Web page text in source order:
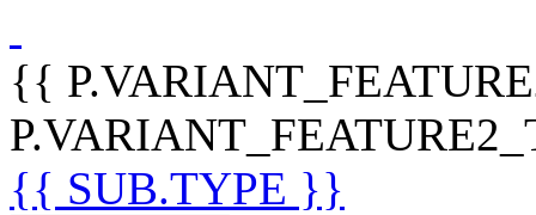
{{
{{ SUB.TYPE }}